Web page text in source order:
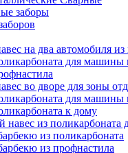
заборы
на два автомобиля из
для машины
во дворе для зоны
для машины
к дому
навес из
из поликарбоната
из профнастила